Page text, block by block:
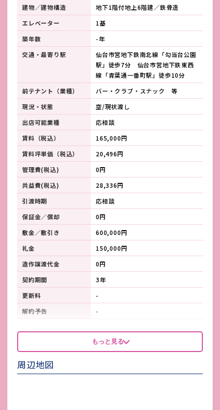
建物／建物構造
地下1階付地上6階建／鉄骨造
エレベーター
1基
築年数
-年
交通・最寄り駅
仙台市営地下鉄南北線「勾当台公園
駅」徒歩7分 仙台市営地下鉄東西
線「青葉通一番町駅」徒歩10分
前テナント（業種）
バー・クラブ・スナック 等
現況・状態
空/現状渡し
出店可能業種
応相談
賃料（税込）
165,000円
賃料坪単価（税込）
20,496円
管理費(税込)
0円
共益費(税込)
28,336円
引渡時期
応相談
保証金／償却
0円
敷金／敷引き
600,000円
礼金
150,000円
造作譲渡代金
0円
契約期間
3年
更新料
-
解約予告
-
看板製作費
-
看板使用料・
維持管理費
-
鍵交換費
-
もっと見る
周辺地図